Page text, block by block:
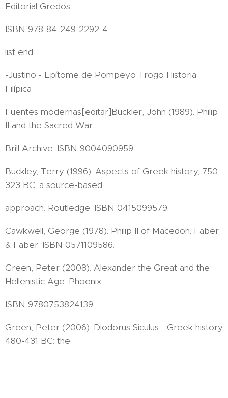
Editorial Gredos.
ISBN 978-84-249-2292-4.
list end
-Justino - Epítome de Pompeyo Trogo Historia
Filípica
Fuentes modernas[editar]Buckler, John (1989). Philip
II and the Sacred War.
Brill Archive. ISBN 9004090959.
Buckley, Terry (1996). Aspects of Greek history, 750-
323 BC: a source-based
approach. Routledge. ISBN 0415099579.
Cawkwell, George (1978). Philip II of Macedon. Faber
& Faber. ISBN 0571109586.
Green, Peter (2008). Alexander the Great and the
Hellenistic Age. Phoenix.
ISBN 9780753824139.
Green, Peter (2006). Diodorus Siculus - Greek history
480-431 BC: the